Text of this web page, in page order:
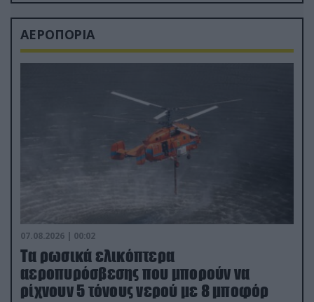
ΑΕΡΟΠΟΡΙΑ
07.08.2026 | 00:02
Τα ρωσικά ελικόπτερα
αεροπυρόσβεσης που μπορούν να
ρίχνουν 5 τόνους νερού με 8 μποφόρ